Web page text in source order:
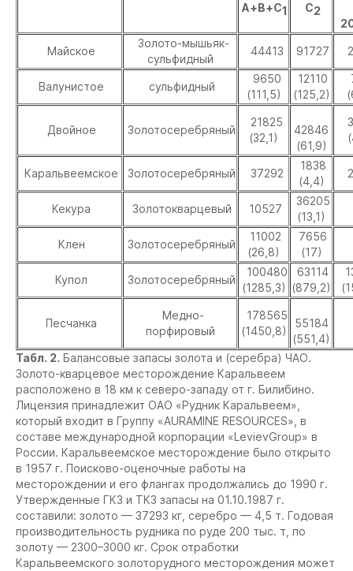
А+В+С1 С2
Майское
Золото-мышьяк-
сульфидный
44413 91727
Валунистое сульфидный
9650
(111,5)
12110
(125,2)
Двойное Золотосеребряный
21825
(32,1)
42846
(61,9)
Каральвеемское Золотосеребряный 37292
1838
(4,4)
Кекура Золотокварцевый 10527
36205
(13,1)
Клен Золотосеребряный
11002
(26,8)
7656
(17)
Купол Золотосеребряный
100480
(1285,3)
63114
(879,2)
Песчанка
Медно-
порфировый
178565
(1450,8)
55184
(551,4)
Табл. 2. Балансовые запасы золота и (серебра) ЧАО.
Золото-кварцевое месторождение Каральвеем
расположено в 18 км к северо-западу от г. Билибино.
Лицензия принадлежит ОАО «Рудник Каральвеем»,
который входит в Группу «AURAMINE RESOURCES», в
составе международной корпорации «LevievGroup» в
России. Каральвеемское месторождение было открыто
в 1957 г. Поисково-оценочные работы на
месторождении и его флангах продолжались до 1990 г.
Утвержденные ГКЗ и ТКЗ запасы на 01.10.1987 г.
составили: золото — 37293 кг, серебро — 4,5 т. Годовая
производительность рудника по руде 200 тыс. т, по
золоту — 2300–3000 кг. Срок отработки
Каральвеемского золоторудного месторождения может